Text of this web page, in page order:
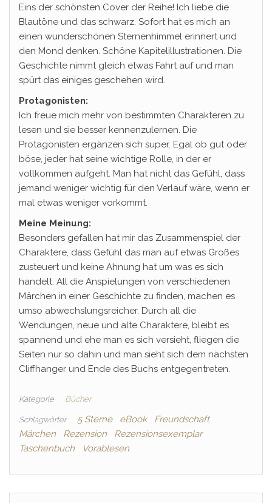
Eins der schönsten Cover der Reihe! Ich liebe die
Blautöne und das schwarz. Sofort hat es mich an
einen wunderschönen Sternenhimmel erinnert und
den Mond denken. Schöne Kapitelillustrationen. Die
Geschichte nimmt gleich etwas Fahrt auf und man
spürt das einiges geschehen wird.
Protagonisten:
Ich freue mich mehr von bestimmten Charakteren zu
lesen und sie besser kennenzulernen. Die
Protagonisten ergänzen sich super. Egal ob gut oder
böse, jeder hat seine wichtige Rolle, in der er
vollkommen aufgeht. Man hat nicht das Gefühl, dass
jemand weniger wichtig für den Verlauf wäre, wenn er
mal etwas weniger vorkommt.
Meine Meinung:
Besonders gefallen hat mir das Zusammenspiel der
Charaktere, dass Gefühl das man auf etwas Großes
zusteuert und keine Ahnung hat um was es sich
handelt. All die Anspielungen von verschiedenen
Märchen in einer Geschichte zu finden, machen es
umso abwechslungsreicher. Durch all die
Wendungen, neue und alte Charaktere, bleibt es
spannend und ehe man es sich versieht, fliegen die
Seiten nur so dahin und man sieht sich dem nächsten
Cliffhanger und Ende des Buchs entgegentreten.
Kategorie Bücher
Schlagwörter 5 Sterne eBook
Freundschaft
Märchen
Rezension
Rezensionsexemplar
Taschenbuch
Vorablesen